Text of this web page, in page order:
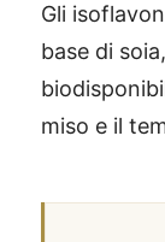
Gli
base di
miso e il